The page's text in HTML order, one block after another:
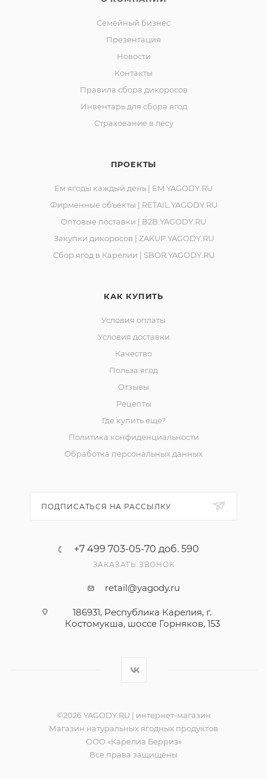
Семейный бизнес
Презентация
Новости
Контакты
Правила сбора дикоросов
Инвентарь для сбора ягод
Страхование в лесу
ПРОЕКТЫ
Ем ягоды каждый день | EM.YAGODY.RU
Фирменные объекты | RETAIL.YAGODY.RU
Оптовые поставки | B2B.YAGODY.RU
Закупки дикоросов | ZAKUP.YAGODY.RU
Сбор ягод в Карелии | SBOR.YAGODY.RU
КАК КУПИТЬ
Условия оплаты
Условия доставки
Качество
Польза ягод
Отзывы
Рецепты
Где купить ещё?
Политика конфиденциальности
Обработка персональных данных
ПОДПИСАТЬСЯ НА РАССЫЛКУ
+7 499 703-05-70 доб. 590
ЗАКАЗАТЬ ЗВОНОК
retail@yagody.ru
186931, Республика Карелия, г.
Костомукша, шоссе Горняков, 153
©2026 YAGODY.RU | интернет-магазин
Магазин натуральных ягодных продуктов
ООО «Карелиа Берриз»
Все права защищены